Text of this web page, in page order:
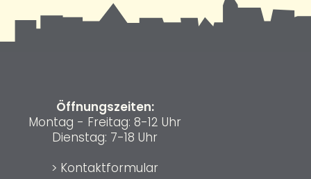
Öffnungszeiten:
Montag - Freitag: 8-12 Uhr
Dienstag: 7-18 Uhr
> Kontaktformular